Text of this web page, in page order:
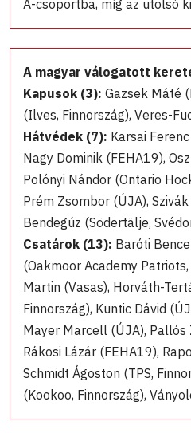
A-csoportba, míg az utolsó
A magyar válogatott
Kapusok (3): Gazsek Máté
(Ilves, Finnország), Veres-
Hátvédek (7): Karsai
Nagy Dominik (FEHA19),
Polónyi Nándor (Ontario
Prém Zsombor (ÚJA),
Bendegúz (Södertälje,
Csatárok (13): Baróti
(Oakmoor Academy
Martin (Vasas), Horváth-
Finnország), Kuntic Dávid
Mayer Marcell (ÚJA), Pallós
Rákosi Lázár (FEHA19),
Schmidt Ágoston (TPS,
(Kookoo, Finnország),